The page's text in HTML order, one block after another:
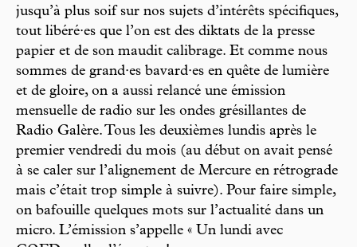
jusqu’à plus soif sur nos sujets d’intérêts spécifiques,
tout libéré·es que l’on est des diktats de la presse
papier et de son maudit calibrage. Et comme nous
sommes de grand·es bavard·es en quête de lumière
et de gloire, on a aussi relancé une émission
mensuelle de radio sur les ondes grésillantes de
Radio Galère. Tous les deuxièmes lundis après le
premier vendredi du mois (au début on avait pensé
à se caler sur l’alignement de Mercure en rétrograde
mais c’était trop simple à suivre). Pour faire simple,
on bafouille quelques mots sur l’actualité dans un
micro. L’émission s’appelle « Un lundi avec